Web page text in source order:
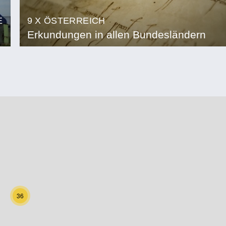
9 X ÖSTERREICH
Erkundungen in allen Bundesländern
36